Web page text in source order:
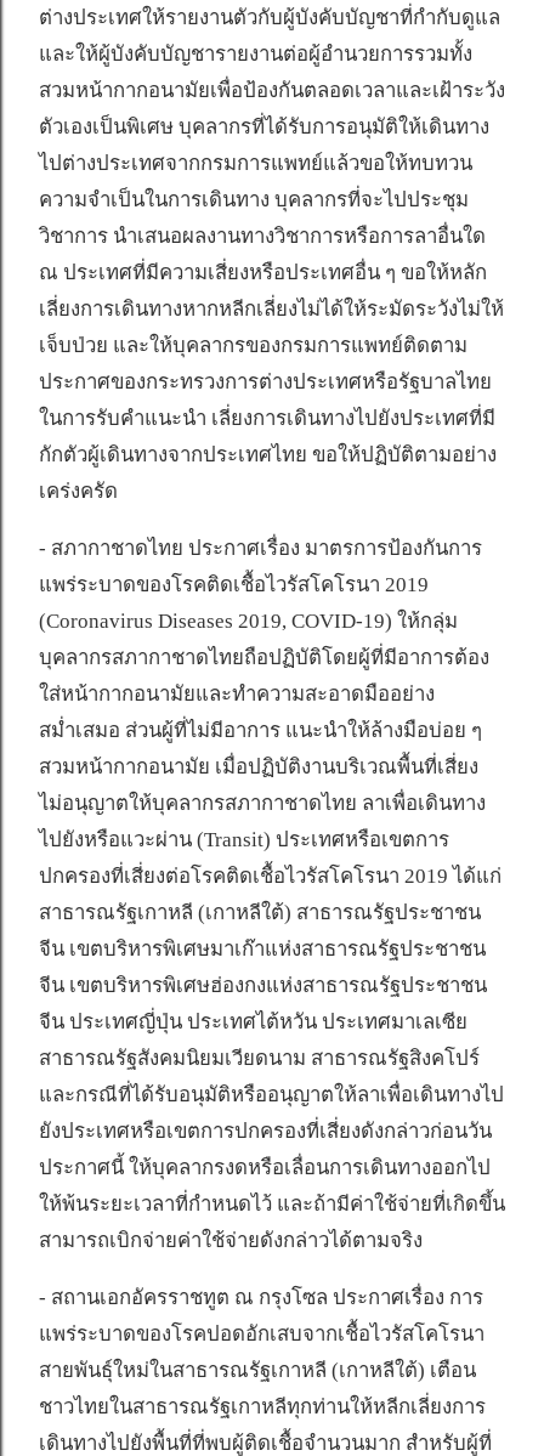
ต่างประเทศให้รายงานตัวกับผู้บังคับบัญชาที่กำกับดูแล
และให้ผู้บังคับบัญชารายงานต่อผู้อำนวยการรวมทั้ง
สวมหน้ากากอนามัยเพื่อป้องกันตลอดเวลาและเฝ้าระวัง
ตัวเองเป็นพิเศษ บุคลากรที่ได้รับการอนุมัติให้เดินทาง
ไปต่างประเทศจากกรมการแพทย์แล้วขอให้ทบทวน
ความจำเป็นในการเดินทาง บุคลากรที่จะไปประชุม
วิชาการ นำเสนอผลงานทางวิชาการหรือการลาอื่นใด
ณ ประเทศที่มีความเสี่ยงหรือประเทศอื่น ๆ ขอให้หลัก
เลี่ยงการเดินทางหากหลีกเลี่ยงไม่ได้ให้ระมัดระวังไม่ให้
เจ็บป่วย และให้บุคลากรของกรมการแพทย์ติดตาม
ประกาศของกระทรวงการต่างประเทศหรือรัฐบาลไทย
ในการรับคำแนะนำ เลี่ยงการเดินทางไปยังประเทศที่มี
กักตัวผู้เดินทางจากประเทศไทย ขอให้ปฏิบัติตามอย่าง
เคร่งครัด
- สภากาชาดไทย ประกาศเรื่อง มาตรการป้องกันการ
แพร่ระบาดของโรคติดเชื้อไวรัสโคโรนา 2019
(Coronavirus Diseases 2019, COVID-19) ให้กลุ่ม
บุคลากรสภากาชาดไทยถือปฏิบัติโดยผู้ที่มีอาการต้อง
ใส่หน้ากากอนามัยและทำความสะอาดมืออย่าง
สม่ำเสมอ ส่วนผู้ที่ไม่มีอาการ แนะนำให้ล้างมือบ่อย ๆ
สวมหน้ากากอนามัย เมื่อปฏิบัติงานบริเวณพื้นที่เสี่ยง
ไม่อนุญาตให้บุคลากรสภากาชาดไทย ลาเพื่อเดินทาง
ไปยังหรือแวะผ่าน (Transit) ประเทศหรือเขตการ
ปกครองที่เสี่ยงต่อโรคติดเชื้อไวรัสโคโรนา 2019 ได้แก่
สาธารณรัฐเกาหลี (เกาหลีใต้) สาธารณรัฐประชาชน
จีน เขตบริหารพิเศษมาเก๊าแห่งสาธารณรัฐประชาชน
จีน เขตบริหารพิเศษฮ่องกงแห่งสาธารณรัฐประชาชน
จีน ประเทศญี่ปุ่น ประเทศไต้หวัน ประเทศมาเลเซีย
สาธารณรัฐสังคมนิยมเวียดนาม สาธารณรัฐสิงคโปร์
และกรณีที่ได้รับอนุมัติหรืออนุญาตให้ลาเพื่อเดินทางไป
ยังประเทศหรือเขตการปกครองที่เสี่ยงดังกล่าวก่อนวัน
ประกาศนี้ ให้บุคลากรงดหรือเลื่อนการเดินทางออกไป
ให้พ้นระยะเวลาที่กำหนดไว้ และถ้ามีค่าใช้จ่ายที่เกิดขึ้น
สามารถเบิกจ่ายค่าใช้จ่ายดังกล่าวได้ตามจริง
- สถานเอกอัครราชทูต ณ กรุงโซล ประกาศเรื่อง การ
แพร่ระบาดของโรคปอดอักเสบจากเชื้อไวรัสโคโรนา
สายพันธุ์ใหม่ในสาธารณรัฐเกาหลี (เกาหลีใต้) เตือน
ชาวไทยในสาธารณรัฐเกาหลีทุกท่านให้หลีกเลี่ยงการ
เดินทางไปยังพื้นที่ที่พบผู้ติดเชื้อจำนวนมาก สำหรับผู้ที่